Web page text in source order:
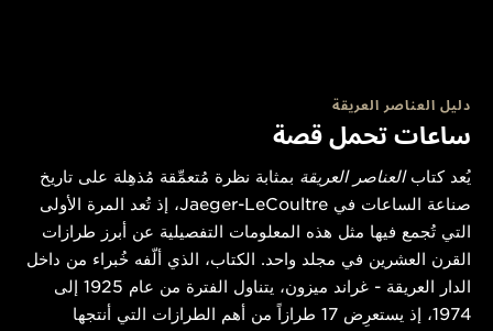
دليل العناصر العريقة
ساعات تحمل قصة
يُعد كتابالعناصر العريقة بمثابة نظرة مُتعمِّقة مُذهِلة على تاريخ
صناعة الساعات في Jaeger-LeCoultre، إذ تُعد المرة الأولى
التي تُجمع فيها مثل هذه المعلومات التفصيلية عن أبرز طرازات
القرن العشرين في مجلد واحد. الكتاب، الذي ألّفه خُبراء من داخل
الدار العريقة - غراند ميزون، يتناول الفترة من عام 1925 إلى
1974، إذ يستعرِض 17 طرازاً من أهم الطرازات التي أنتجها